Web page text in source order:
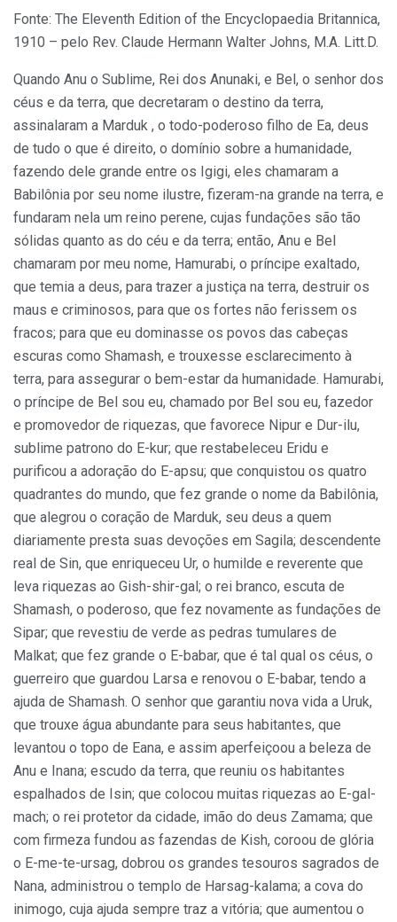
Fonte: The Eleventh Edition of the Encyclopaedia Britannica,
1910 – pelo Rev. Claude Hermann Walter Johns, M.A. Litt.D.
Quando Anu o Sublime, Rei dos Anunaki, e Bel, o senhor dos
céus e da terra, que decretaram o destino da terra,
assinalaram a Marduk , o todo-poderoso filho de Ea, deus
de tudo o que é direito, o domínio sobre a humanidade,
fazendo dele grande entre os Igigi, eles chamaram a
Babilônia por seu nome ilustre, fizeram-na grande na terra, e
fundaram nela um reino perene, cujas fundações são tão
sólidas quanto as do céu e da terra; então, Anu e Bel
chamaram por meu nome, Hamurabi, o príncipe exaltado,
que temia a deus, para trazer a justiça na terra, destruir os
maus e criminosos, para que os fortes não ferissem os
fracos; para que eu dominasse os povos das cabeças
escuras como Shamash, e trouxesse esclarecimento à
terra, para assegurar o bem-estar da humanidade. Hamurabi,
o príncipe de Bel sou eu, chamado por Bel sou eu, fazedor
e promovedor de riquezas, que favorece Nipur e Dur-ilu,
sublime patrono do E-kur; que restabeleceu Eridu e
purificou a adoração do E-apsu; que conquistou os quatro
quadrantes do mundo, que fez grande o nome da Babilônia,
que alegrou o coração de Marduk, seu deus a quem
diariamente presta suas devoções em Sagila; descendente
real de Sin, que enriqueceu Ur, o humilde e reverente que
leva riquezas ao Gish-shir-gal; o rei branco, escuta de
Shamash, o poderoso, que fez novamente as fundações de
Sipar; que revestiu de verde as pedras tumulares de
Malkat; que fez grande o E-babar, que é tal qual os céus, o
guerreiro que guardou Larsa e renovou o E-babar, tendo a
ajuda de Shamash. O senhor que garantiu nova vida a Uruk,
que trouxe água abundante para seus habitantes, que
levantou o topo de Eana, e assim aperfeiçoou a beleza de
Anu e Inana; escudo da terra, que reuniu os habitantes
espalhados de Isin; que colocou muitas riquezas ao E-gal-
mach; o rei protetor da cidade, imão do deus Zamama; que
com firmeza fundou as fazendas de Kish, coroou de glória
o E-me-te-ursag, dobrou os grandes tesouros sagrados de
Nana, administrou o templo de Harsag-kalama; a cova do
inimogo, cuja ajuda sempre traz a vitória; que aumentou o